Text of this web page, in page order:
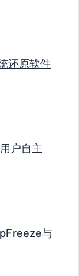
还原软件
户自主
与